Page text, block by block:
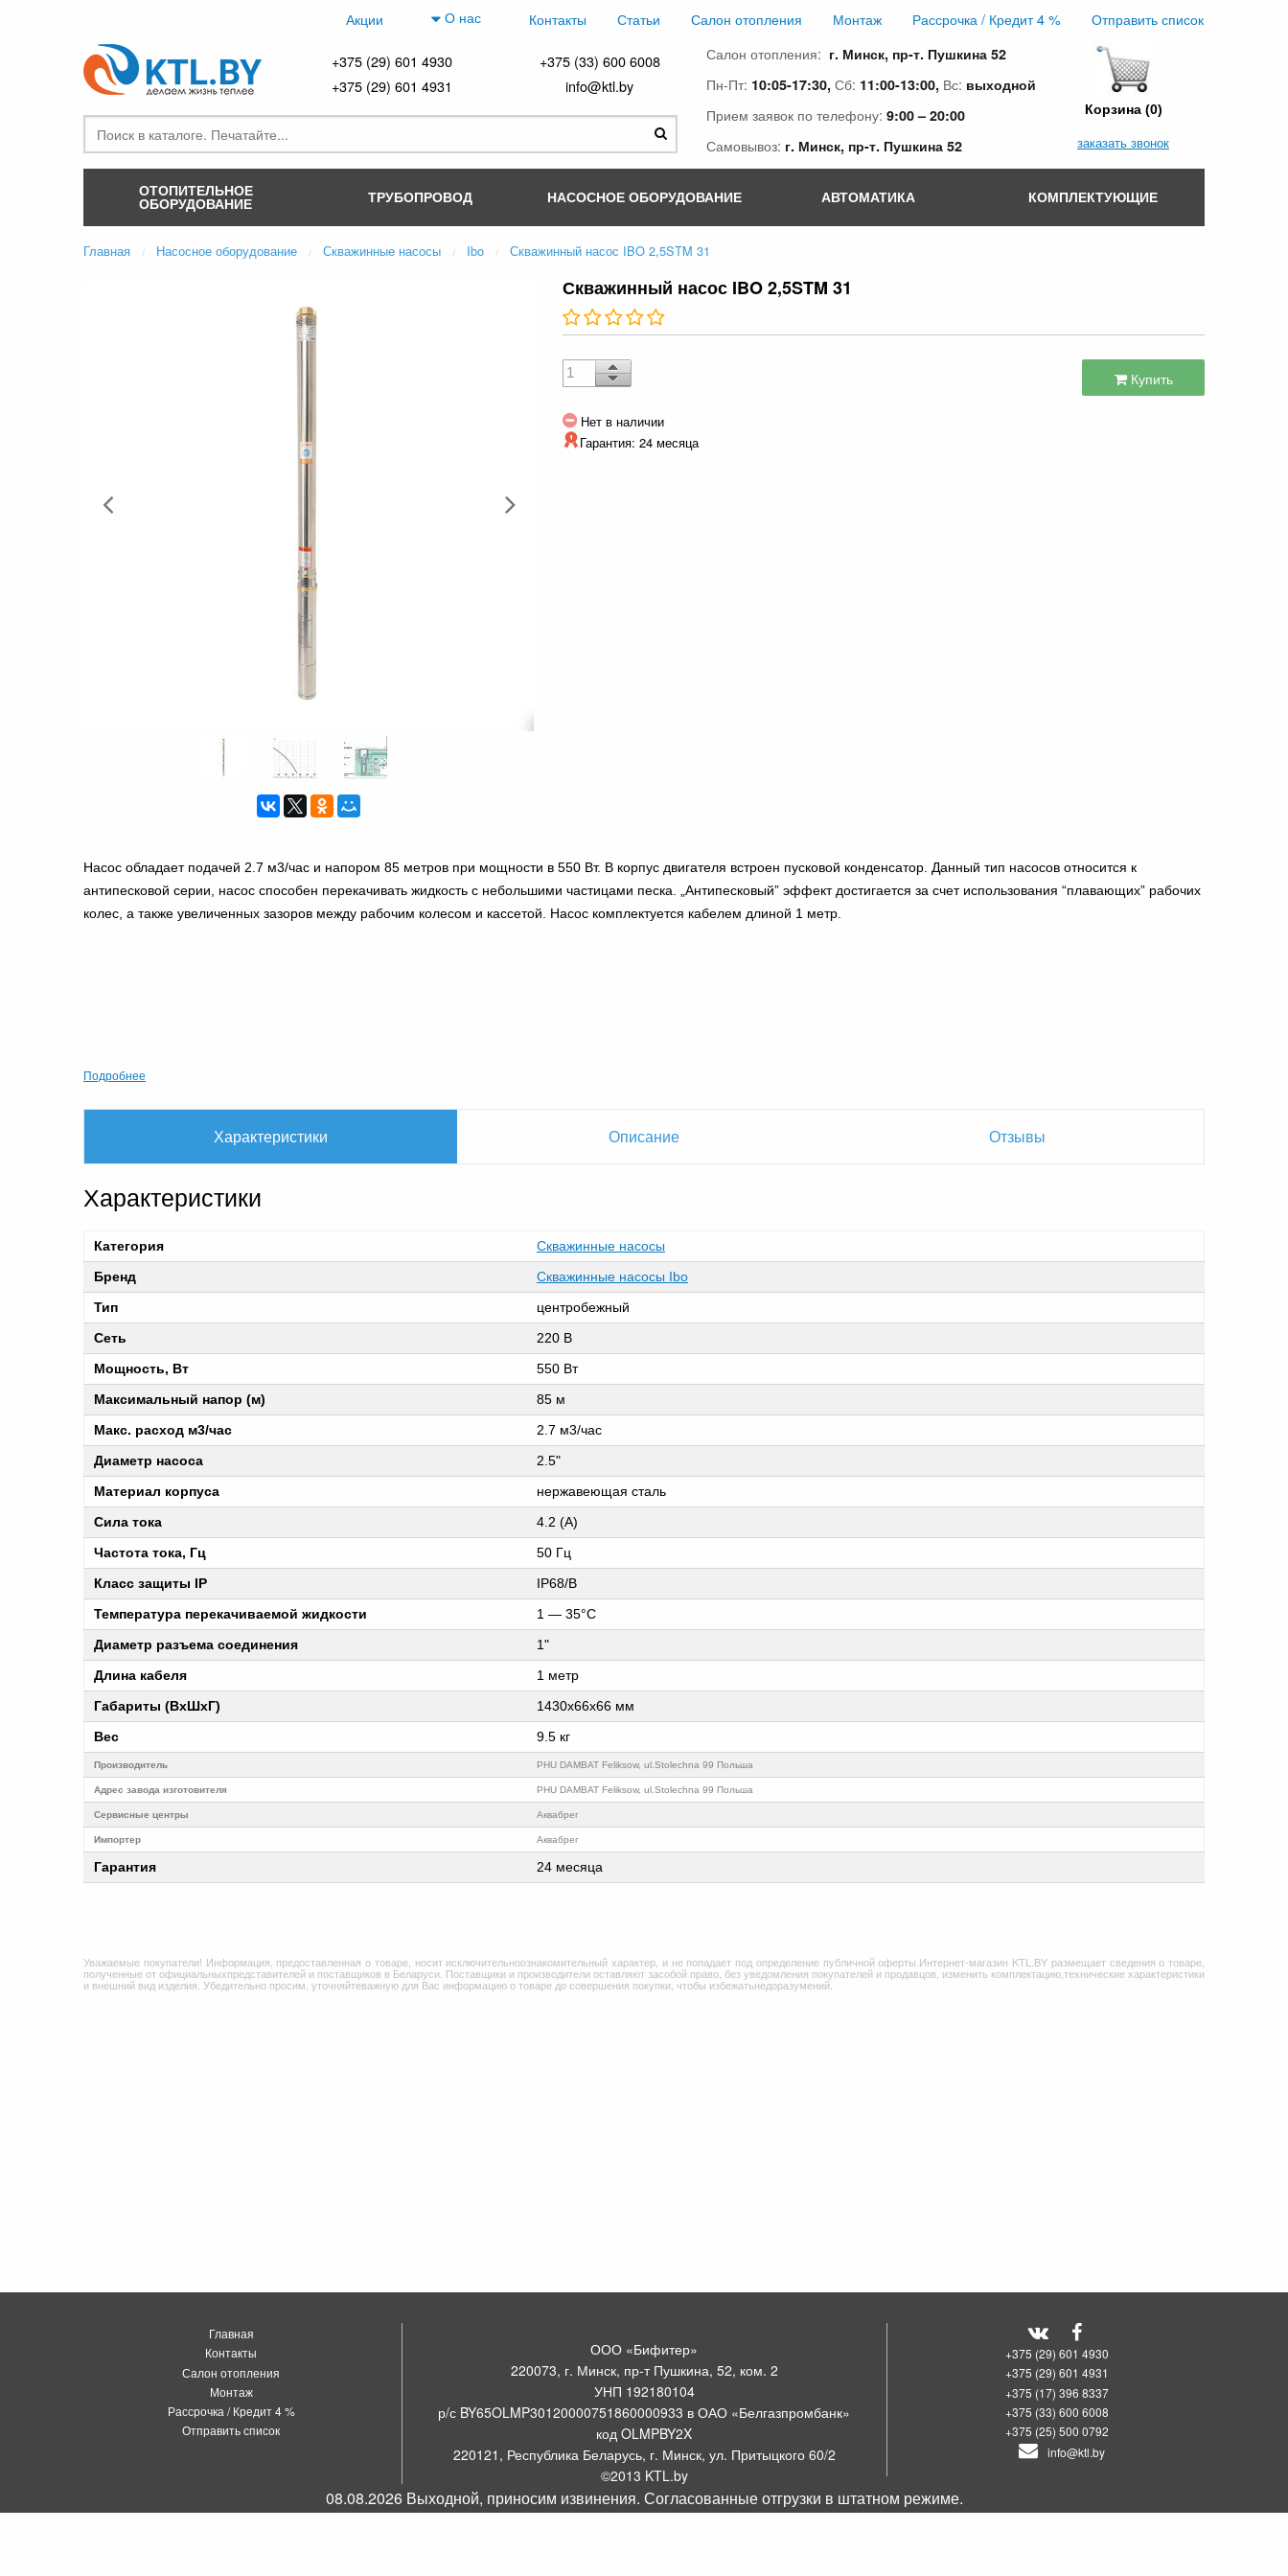
Акции О нас Контакты Статьи Салон отопления Монтаж Рассрочка / Кредит 4 % Отправить список
+375 (29) 601 4930
+375 (33) 600 6008
+375 (29) 601 4931
info@ktl.by
Салон отопления: г. Минск, пр-т. Пушкина 52
Пн-Пт: 10:05-17:30, Сб: 11:00-13:00, Вс: выходной
Прием заявок по телефону: 9:00 – 20:00
Самовывоз: г. Минск, пр-т. Пушкина 52
Корзина (0)
заказать звонок
ОТОПИТЕЛЬНОЕ
ОБОРУДОВАНИЕ ТРУБОПРОВОД НАСОСНОЕ ОБОРУДОВАНИЕ АВТОМАТИКА КОМПЛЕКТУЮЩИЕ
Главная Насосное оборудование Скважинные насосы Ibo Скважинный насос IBO 2,5STM 31
Скважинный насос IBO 2,5STM 31
Купить
Нет в наличии
Гарантия: 24 месяца
Насос обладает подачей 2.7 м3/час и напором 85 метров при мощности в 550 Вт. В корпус двигателя встроен пусковой конденсатор. Данный тип насосов относится к
антипесковой серии, насос способен перекачивать жидкость с небольшими частицами песка. „Антипесковый” эффект достигается за счет использования “плавающих” рабочих
колес, а также увеличенных зазоров между рабочим колесом и кассетой. Насос комплектуется кабелем длиной 1 метр.
Подробнее
Характеристики Описание Отзывы
Характеристики
Категория
Скважинные насосы
Бренд
Скважинные насосы Ibo
Тип
центробежный
Сеть
220 В
Мощность, Вт
550 Вт
Максимальный напор (м)
85 м
Макс. расход м3/час
2.7 м3/час
Диаметр насоса
2.5"
Материал корпуса
нержавеющая сталь
Сила тока
4.2 (А)
Частота тока, Гц
50 Гц
Класс защиты IP
IP68/B
Температура перекачиваемой жидкости
1 — 35°C
Диаметр разъема соединения
1"
Длина кабеля
1 метр
Габариты (ВхШхГ)
1430х66х66 мм
Вес
9.5 кг
Производитель PHU DAMBAT Feliksow, ul.Stolechna 99 Польша
Адрес завода изготовителя PHU DAMBAT Feliksow, ul.Stolechna 99 Польша
Cервисные центры Аквабрег
Импортер Аквабрег
Гарантия 24 месяца
Уважаемые покупатели! Информация, предоставленная о товаре, носит исключительноознакомительный характер, и не попадает под определение публичной оферты.Интернет-магазин KTL.BY размещает сведения о товаре,
полученные от официальныхпредставителей и поставщиков в Беларуси. Поставщики и производители оставляют засобой право, без уведомления покупателей и продавцов, изменить комплектацию,технические характеристики
и внешний вид изделия. Убедительно просим, уточняйтеважную для Вас информацию о товаре до совершения покупки, чтобы избежатьнедоразумений.
Главная
Контакты
Салон отопления
Монтаж
Рассрочка / Кредит 4 %
Отправить список
ООО «Бифитер»
220073, г. Минск, пр-т Пушкина, 52, ком. 2
УНП 192180104
р/с BY65OLMP30120000751860000933 в ОАО «Белгазпромбанк»
код OLMPBY2X
220121, Республика Беларусь, г. Минск, ул. Притыцкого 60/2
©2013 KTL.by
Пн-Пт:10:05-17:30Сб:11:00-13:00
+375 (29) 601 4930
+375 (29) 601 4931
+375 (17) 396 8337
+375 (33) 600 6008
+375 (25) 500 0792
info@ktl.by
08.08.2026 Выходной, приносим извинения. Согласованные отгрузки в штатном режиме.